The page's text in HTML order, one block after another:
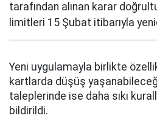
tarafından alınan karar
limitleri 15 Şubat itibarıyla
Yeni uygulamayla birlikte
kartlarda düşüş
taleplerinde ise daha sıkı
bildirildi.